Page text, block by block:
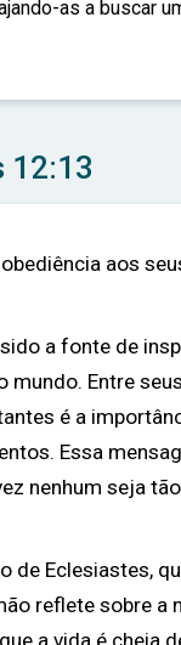
as a buscar
12:13
aos
a fonte de
mundo. Entre
é a
Essa
nenhum seja
de Eclesiastes,
reflete sobre a
a vida é cheia